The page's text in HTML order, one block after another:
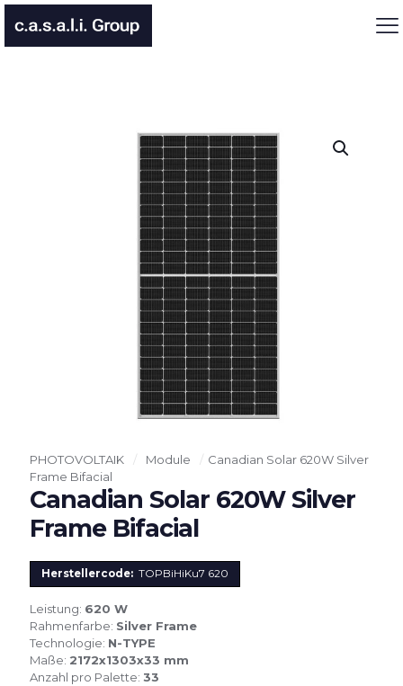
PHOTOVOLTAIK / Module / Canadian Solar 620W Silver
Frame Bifacial
Canadian Solar 620W Silver
Frame Bifacial
Herstellercode: TOPBiHiKu7 620
Leistung: 620 W
Rahmenfarbe: Silver Frame
Technologie: N-TYPE
Maße: 2172x1303x33 mm
Anzahl pro Palette: 33